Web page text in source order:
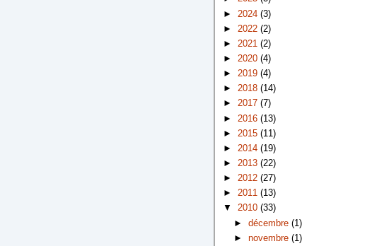
► 2024 (3)
► 2022 (2)
► 2021 (2)
► 2020 (4)
► 2019 (4)
► 2018 (14)
► 2017 (7)
► 2016 (13)
► 2015 (11)
► 2014 (19)
► 2013 (22)
► 2012 (27)
► 2011 (13)
▼ 2010 (33)
►décembre(1)
►novembre(1)